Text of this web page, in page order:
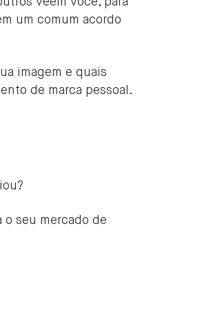
um comum acordo
imagem e quais
de marca pessoal.
seu mercado de